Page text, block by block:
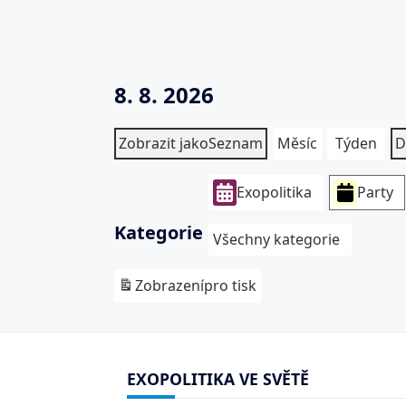
8. 8. 2026
Zobrazit jakoSeznam Měsíc Týden
Kategorie
Exopolitika Party
Všechny kategorie
Zobrazenípro tisk
EXOPOLITIKA VE SVĚTĚ